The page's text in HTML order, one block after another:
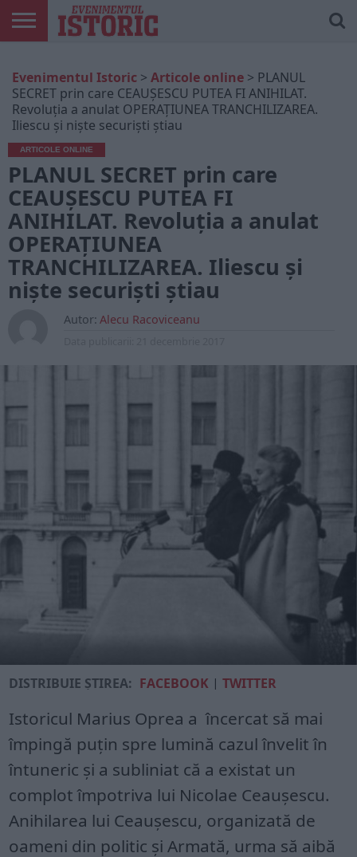
ONLINE
EDIȚII
TIPĂRITE
ISTORIC
PLAY
CONTUL
MEU
Evenimentul Istoric > Articole online > PLANUL
SECRET prin care CEAUȘESCU PUTEA FI ANIHILAT.
Revoluția a anulat OPERAŢIUNEA TRANCHILIZAREA.
Iliescu şi nişte securişti ştiau
ARTICOLE ONLINE
PLANUL SECRET prin care
CEAUȘESCU PUTEA FI
ANIHILAT. Revoluția a anulat
OPERAŢIUNEA
TRANCHILIZAREA. Iliescu şi
nişte securişti ştiau
Autor: Alecu Racoviceanu
DISTRIBUIE ȘTIREA: FACEBOOK |TWITTER
Istoricul Marius Oprea a încercat să mai
împingă puțin spre lumină cazul învelit în
întuneric și a subliniat că a existat un
complot împotriva lui Nicolae Ceaușescu.
Anihilarea lui Ceaușescu, organizată de
oameni din politic și Armată, urma să aibă